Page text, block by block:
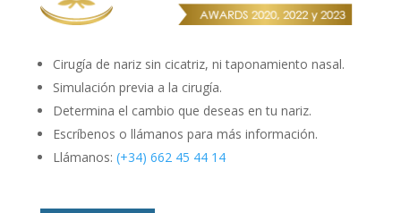
Cirugía de nariz sin cicatriz, ni taponamiento nasal.
Simulación previa a la cirugía.
Determina el cambio que deseas en tu nariz.
Escríbenos o llámanos para más información.
Llámanos: (+34) 662 45 44 14